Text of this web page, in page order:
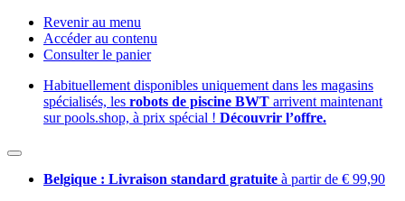
Revenir au menu
Accéder au contenu
Consulter le panier
Habituellement disponibles uniquement dans les magasins
spécialisés, les robots de piscine BWT arrivent maintenant
sur pools.shop, à prix spécial ! Découvrir l’offre.
Belgique : Livraison standard gratuite à partir de € 99,90